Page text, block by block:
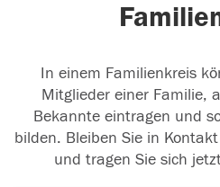
In einem Familienkreis
Mitglieder einer Familie,
Bekannte eintragen und
bilden. Bleiben Sie in
und tragen Sie sich